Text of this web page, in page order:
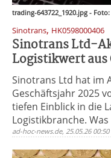
trading-643722_1920.jpg - Foto:
Sinotrans, HK0598000406
Sinotrans Ltd-
Logistikwert aus
Sinotrans Ltd hat im
Geschäftsjahr 2025
tiefen Einblick in die
Logistikbranche. Was
ad-hoc-news.de, 25.05.26